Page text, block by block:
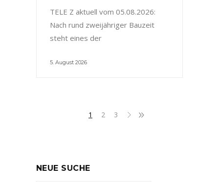
TELE Z aktuell vom 05.08.2026:
Nach rund zweijähriger Bauzeit
steht eines der
5. August 2026
1 2 3
NEUE SUCHE